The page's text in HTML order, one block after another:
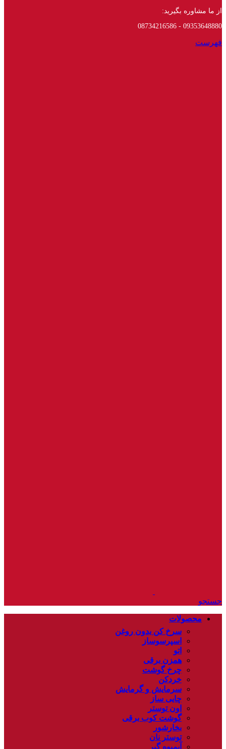
از ما مشاوره بگیرید:
09353648880 - 08734216586
فهرست
جستجو
محصولات
سرخ کن بدون روغن
اسپرسوساز
اتو
همزن برقی
چرخ گوشت
خردکن
سرمایش و گرمایش
چایی ساز
اون توستر
گوشت کوب برقی
بخارشور
توستر نان
آبمیوه گیر